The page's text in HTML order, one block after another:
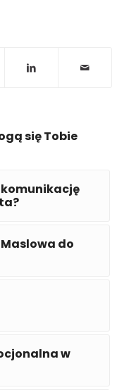
się Tobie
do
w